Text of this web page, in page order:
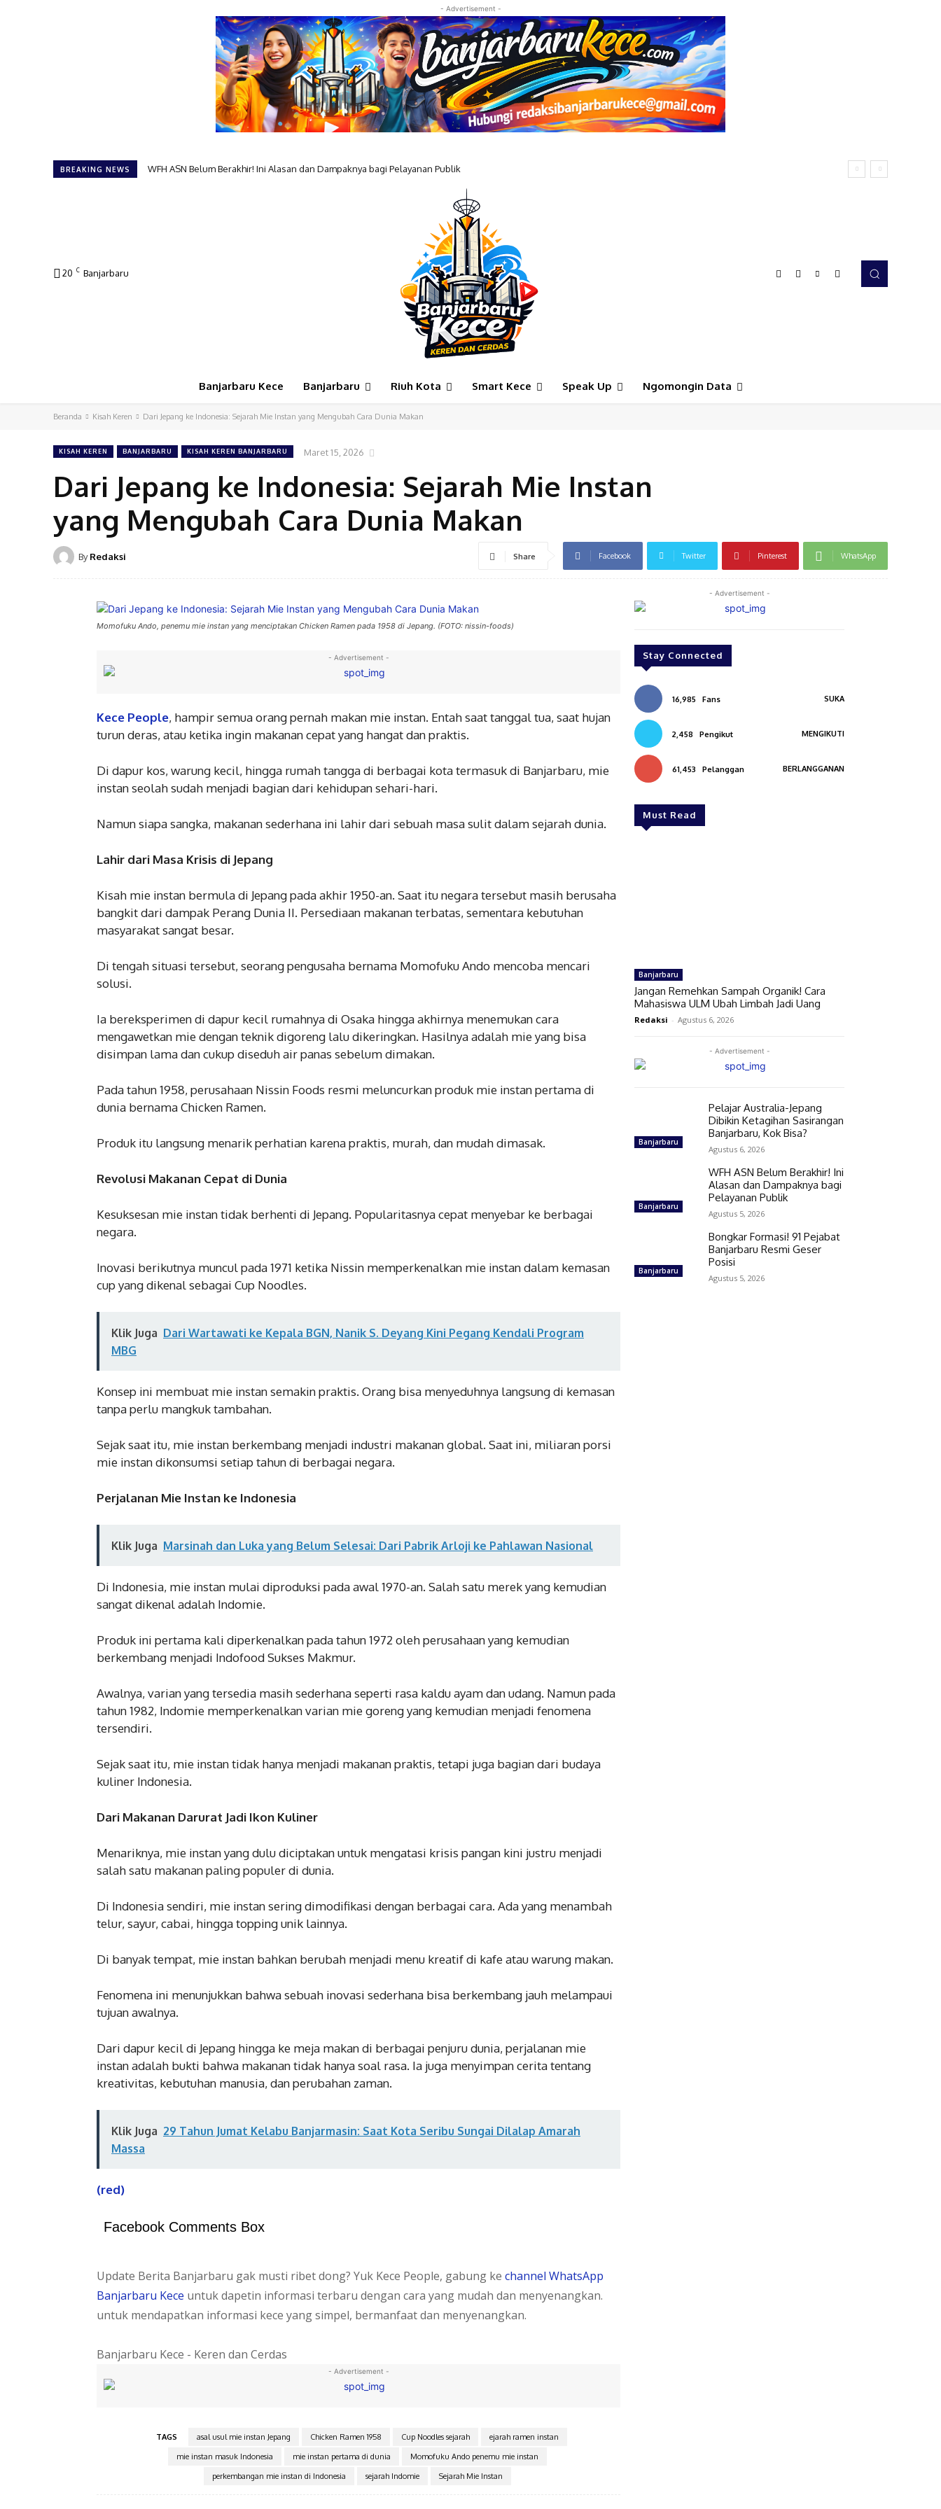
- Advertisement -
BREAKING NEWS WFH ASN Belum Berakhir! Ini Alasan dan Dampaknya bagi Pelayanan Publik
Bongkar Formasi! 91 Pejabat Banjarbaru Resmi Geser Posisi
20 C Banjarbaru
Banjarbaru Kece Banjarbaru Riuh Kota Smart Kece Speak Up Ngomongin Data
Beranda Kisah Keren Dari Jepang ke Indonesia: Sejarah Mie Instan yang Mengubah Cara Dunia Makan
KISAH KEREN BANJARBARU KISAH KEREN BANJARBARU Maret 15, 2026
Dari Jepang ke Indonesia: Sejarah Mie Instan
yang Mengubah Cara Dunia Makan
By Redaksi Share Facebook Twitter Pinterest WhatsApp
Momofuku Ando, penemu mie instan yang menciptakan Chicken Ramen pada 1958 di Jepang. (FOTO: nissin-foods)
- Advertisement -
Kece People, hampir semua orang pernah makan mie instan. Entah saat tanggal tua, saat hujan
turun deras, atau ketika ingin makanan cepat yang hangat dan praktis.
Di dapur kos, warung kecil, hingga rumah tangga di berbagai kota termasuk di Banjarbaru, mie
instan seolah sudah menjadi bagian dari kehidupan sehari-hari.
Namun siapa sangka, makanan sederhana ini lahir dari sebuah masa sulit dalam sejarah dunia.
Lahir dari Masa Krisis di Jepang
Kisah mie instan bermula di Jepang pada akhir 1950-an. Saat itu negara tersebut masih berusaha
bangkit dari dampak Perang Dunia II. Persediaan makanan terbatas, sementara kebutuhan
masyarakat sangat besar.
Di tengah situasi tersebut, seorang pengusaha bernama Momofuku Ando mencoba mencari
solusi.
Ia bereksperimen di dapur kecil rumahnya di Osaka hingga akhirnya menemukan cara
mengawetkan mie dengan teknik digoreng lalu dikeringkan. Hasilnya adalah mie yang bisa
disimpan lama dan cukup diseduh air panas sebelum dimakan.
Pada tahun 1958, perusahaan Nissin Foods resmi meluncurkan produk mie instan pertama di
dunia bernama Chicken Ramen.
Produk itu langsung menarik perhatian karena praktis, murah, dan mudah dimasak.
Revolusi Makanan Cepat di Dunia
Kesuksesan mie instan tidak berhenti di Jepang. Popularitasnya cepat menyebar ke berbagai
negara.
Inovasi berikutnya muncul pada 1971 ketika Nissin memperkenalkan mie instan dalam kemasan
cup yang dikenal sebagai Cup Noodles.
Klik Juga Dari Wartawati ke Kepala BGN, Nanik S. Deyang Kini Pegang Kendali Program
MBG
Konsep ini membuat mie instan semakin praktis. Orang bisa menyeduhnya langsung di kemasan
tanpa perlu mangkuk tambahan.
Sejak saat itu, mie instan berkembang menjadi industri makanan global. Saat ini, miliaran porsi
mie instan dikonsumsi setiap tahun di berbagai negara.
Perjalanan Mie Instan ke Indonesia
Klik Juga Marsinah dan Luka yang Belum Selesai: Dari Pabrik Arloji ke Pahlawan Nasional
Di Indonesia, mie instan mulai diproduksi pada awal 1970-an. Salah satu merek yang kemudian
sangat dikenal adalah Indomie.
Produk ini pertama kali diperkenalkan pada tahun 1972 oleh perusahaan yang kemudian
berkembang menjadi Indofood Sukses Makmur.
Awalnya, varian yang tersedia masih sederhana seperti rasa kaldu ayam dan udang. Namun pada
tahun 1982, Indomie memperkenalkan varian mie goreng yang kemudian menjadi fenomena
tersendiri.
Sejak saat itu, mie instan tidak hanya menjadi makanan praktis, tetapi juga bagian dari budaya
kuliner Indonesia.
Dari Makanan Darurat Jadi Ikon Kuliner
Menariknya, mie instan yang dulu diciptakan untuk mengatasi krisis pangan kini justru menjadi
salah satu makanan paling populer di dunia.
Di Indonesia sendiri, mie instan sering dimodifikasi dengan berbagai cara. Ada yang menambah
telur, sayur, cabai, hingga topping unik lainnya.
Di banyak tempat, mie instan bahkan berubah menjadi menu kreatif di kafe atau warung makan.
Fenomena ini menunjukkan bahwa sebuah inovasi sederhana bisa berkembang jauh melampaui
tujuan awalnya.
Dari dapur kecil di Jepang hingga ke meja makan di berbagai penjuru dunia, perjalanan mie
instan adalah bukti bahwa makanan tidak hanya soal rasa. Ia juga menyimpan cerita tentang
kreativitas, kebutuhan manusia, dan perubahan zaman.
Klik Juga 29 Tahun Jumat Kelabu Banjarmasin: Saat Kota Seribu Sungai Dilalap Amarah
Massa
(red)
Facebook Comments Box
Update Berita Banjarbaru gak musti ribet dong? Yuk Kece People, gabung ke channel WhatsApp
Banjarbaru Kece untuk dapetin informasi terbaru dengan cara yang mudah dan menyenangkan.
untuk mendapatkan informasi kece yang simpel, bermanfaat dan menyenangkan.
Banjarbaru Kece - Keren dan Cerdas
- Advertisement -
TAGS asal usul mie instan Jepang Chicken Ramen 1958 Cup Noodles sejarah
ejarah ramen instan
mie instan masuk Indonesia
mie instan pertama di dunia
Momofuku Ando penemu mie instan
perkembangan mie instan di Indonesia
sejarah Indomie Sejarah Mie Instan
- Advertisement -
Stay Connected
16,985 Fans SUKA
2,458 Pengikut MENGIKUTI
61,453 Pelanggan BERLANGGANAN
Must Read
Banjarbaru
Jangan Remehkan Sampah Organik! Cara
Mahasiswa ULM Ubah Limbah Jadi Uang
Redaksi - Agustus 6, 2026
- Advertisement -
Banjarbaru
Pelajar Australia-Jepang
Dibikin Ketagihan Sasirangan
Banjarbaru, Kok Bisa?
Agustus 6, 2026
Banjarbaru
WFH ASN Belum Berakhir! Ini
Alasan dan Dampaknya bagi
Pelayanan Publik
Agustus 5, 2026
Banjarbaru
Bongkar Formasi! 91 Pejabat
Banjarbaru Resmi Geser
Posisi
Agustus 5, 2026